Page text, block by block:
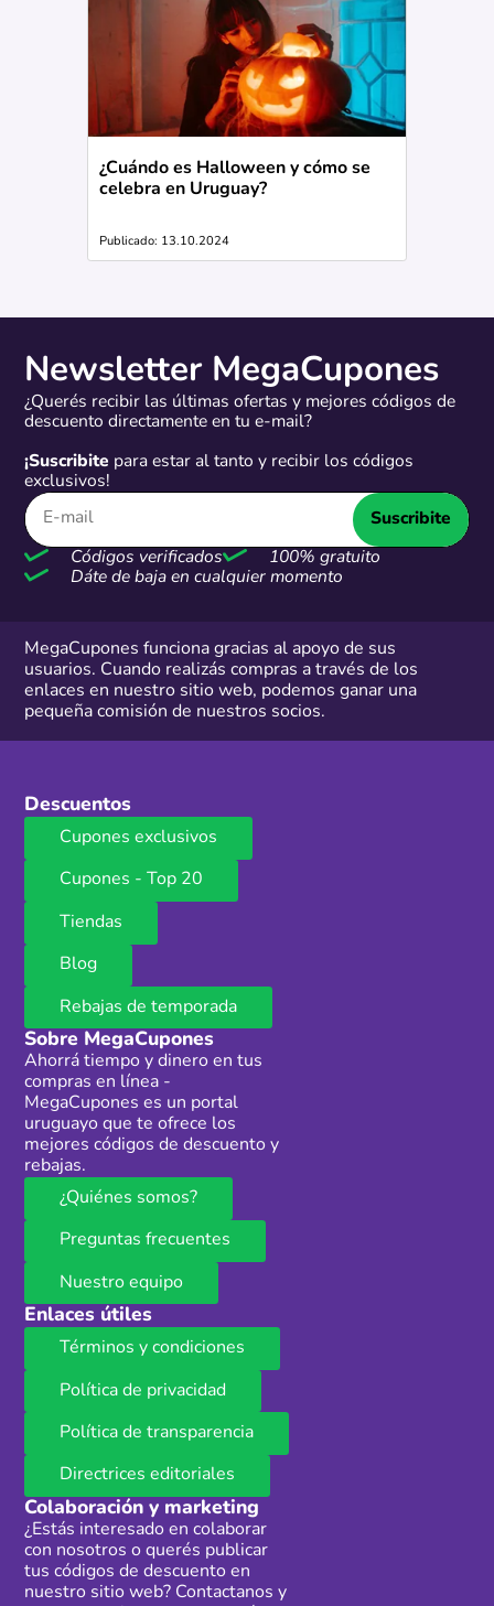
¿Cuándo es Halloween y cómo se
celebra en Uruguay?
Publicado: 13.10.2024
Newsletter MegaCupones
¿Querés recibir las últimas ofertas y mejores códigos de
descuento directamente en tu e-mail?
¡Suscribite para estar al tanto y recibir los códigos
exclusivos!
Suscribite
Códigos verificados
100% gratuito
Dáte de baja en cualquier momento
MegaCupones funciona gracias al apoyo de sus
usuarios. Cuando realizás compras a través de los
enlaces en nuestro sitio web, podemos ganar una
pequeña comisión de nuestros socios.
Descuentos
Cupones exclusivos
Cupones - Top 20
Tiendas
Blog
Rebajas de temporada
Sobre MegaCupones
Ahorrá tiempo y dinero en tus
compras en línea -
MegaCupones es un portal
uruguayo que te ofrece los
mejores códigos de descuento y
rebajas.
¿Quiénes somos?
Preguntas frecuentes
Nuestro equipo
Enlaces útiles
Términos y condiciones
Política de privacidad
Política de transparencia
Directrices editoriales
Colaboración y marketing
¿Estás interesado en colaborar
con nosotros o querés publicar
tus códigos de descuento en
nuestro sitio web? Contactanos y